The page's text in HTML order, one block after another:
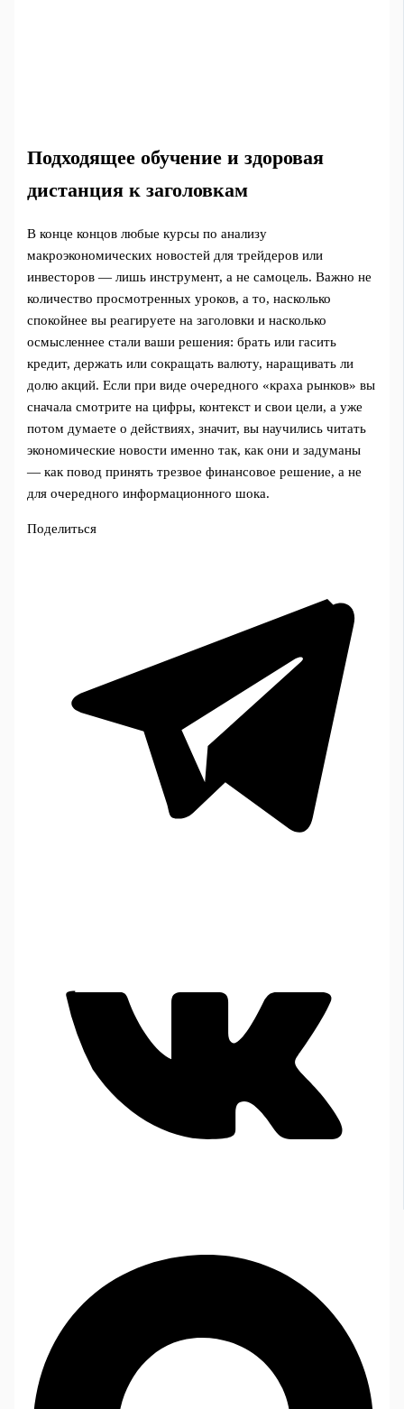
Подходящее обучение и здоровая
дистанция к заголовкам
В конце концов любые курсы по анализу
макроэкономических новостей для трейдеров или
инвесторов — лишь инструмент, а не самоцель. Важно не
количество просмотренных уроков, а то, насколько
спокойнее вы реагируете на заголовки и насколько
осмысленнее стали ваши решения: брать или гасить
кредит, держать или сокращать валюту, наращивать ли
долю акций. Если при виде очередного «краха рынков» вы
сначала смотрите на цифры, контекст и свои цели, а уже
потом думаете о действиях, значит, вы научились читать
экономические новости именно так, как они и задуманы
— как повод принять трезвое финансовое решение, а не
для очередного информационного шока.
Поделиться